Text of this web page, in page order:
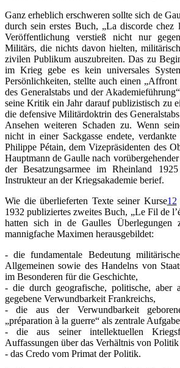
Ganz erheblich erschweren sollte sich de
durch sein erstes Buch, „La discorde chez
Veröffentlichung verstieß nicht nur
Militärs, die nichts davon hielten,
zivilen Publikum auszubreiten. Das zu
im Krieg gebe es kein universales
Persönlichkeiten, stellte auch einen „Affront
des Generalstabs und der
seine Kritik ein Jahr darauf publizistisch zu
die defensive Militärdoktrin des
Ansehen weiteren Schaden zu. Wenn
nicht in einer Sackgasse endete,
Philippe Pétain, dem Vizepräsidenten des
Hauptmann de Gaulle nach
der Besatzungsarmee im Rheinland
Instrukteur an der Kriegsakademie berief.
Wie die überlieferten Texte seiner Kurse12
1932 publiziertes zweites Buch, „Le Fil de
hatten sich in de Gaulles
mannigfache Maximen herausgebildet:
- die fundamentale Bedeutung
Allgemeinen sowie des Handelns von
im Besonderen für die Geschichte,
- die durch geografische, politische, aber
gegebene Verwundbarkeit Frankreichs,
- die aus der Verwundbarkeit
„préparation à la guerre“ als zentrale
- die aus seiner intellektuellen
Auffassungen über das Verhältnis von
- das Credo vom Primat der Politik.